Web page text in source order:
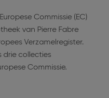
Commissie (EC)
van Pierre Fabre
Verzamelregister.
drie collecties
Commissie.